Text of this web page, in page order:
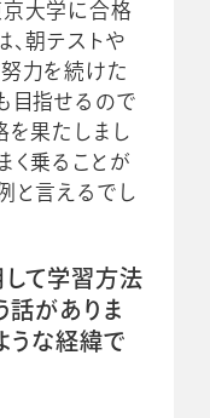
京大学に合格
、朝テストや
力を続けた
目指せるので
を果たしまし
く乗ることが
と言えるでし
て学習方法
話がありま
うな経緯で